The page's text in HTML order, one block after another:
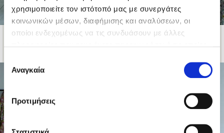
χρησιμοποιείτε τον ιστότοπό μας με συνεργάτες
κοινωνικών μέσων, διαφήμισης και αναλύσεων, οι
οποίοι ενδεχομένως να τις συνδυάσουν με άλλες
των υπηρεσιών τους.
συγκατάθεσης
Αναγκαία
Προτιμήσεις
BED MIRAMARE II